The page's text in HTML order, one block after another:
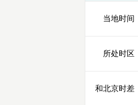
当地时间
所处时区
和北京时差